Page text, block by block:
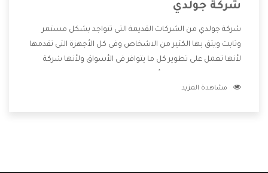
شركة جولدي
شركة جولدي من الشركات القديمة التى تتواجد بشكل مستمر
وثابت ويثق بها الكثير من الاشخاص وفى كل الأجهزة التى تقدمها
لأنها تعمل على تطوير كل ما يتوافر فى الأسواق ولأنها شركة
وتقدم للعملاء أقوى العروض والخصومات التى تسهل على
مشاهدة المزيد